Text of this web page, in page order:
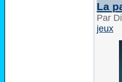
La
Par
jeux